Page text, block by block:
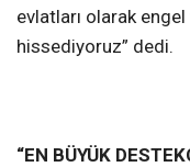
evlatları olarak
hissediyoruz” dedi.
“EN BÜYÜK